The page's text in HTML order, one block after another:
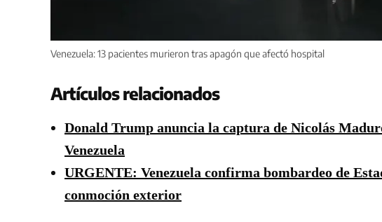
Venezuela: 13 pacientes murieron tras apagón que afectó hospital
Artículos relacionados
Donald Trump anuncia la captura de Nicolás
Venezuela
URGENTE: Venezuela confirma bombardeo de
conmoción exterior